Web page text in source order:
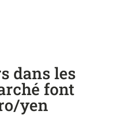
dans les
font
yen